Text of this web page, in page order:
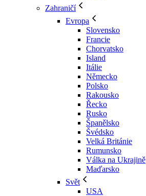
Zahraničí
Evropa
Slovensko
Francie
Chorvatsko
Island
Itálie
Německo
Polsko
Rakousko
Řecko
Rusko
Španělsko
Švédsko
Velká Británie
Rumunsko
Válka na Ukrajině
Maďarsko
Svět
USA